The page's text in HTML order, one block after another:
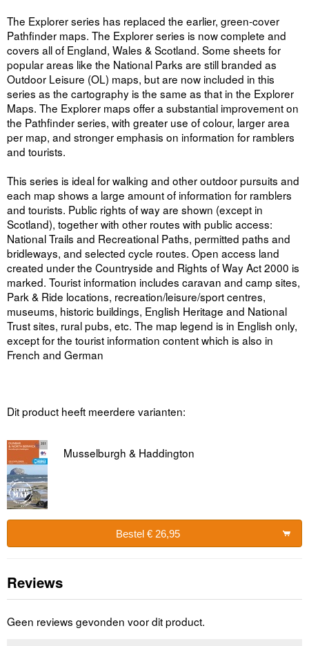
The Explorer series has replaced the earlier, green-cover
Pathfinder maps. The Explorer series is now complete and
covers all of England, Wales & Scotland. Some sheets for
popular areas like the National Parks are still branded as
Outdoor Leisure (OL) maps, but are now included in this
series as the cartography is the same as that in the Explorer
Maps. The Explorer maps offer a substantial improvement on
the Pathfinder series, with greater use of colour, larger area
per map, and stronger emphasis on information for ramblers
and tourists.
This series is ideal for walking and other outdoor pursuits and
each map shows a large amount of information for ramblers
and tourists. Public rights of way are shown (except in
Scotland), together with other routes with public access:
National Trails and Recreational Paths, permitted paths and
bridleways, and selected cycle routes. Open access land
created under the Countryside and Rights of Way Act 2000 is
marked. Tourist information includes caravan and camp sites,
Park & Ride locations, recreation/leisure/sport centres,
museums, historic buildings, English Heritage and National
Trust sites, rural pubs, etc. The map legend is in English only,
except for the tourist information content which is also in
French and German
Dit product heeft meerdere varianten:
Musselburgh & Haddington
Bestel € 26,95
Reviews
Geen reviews gevonden voor dit product.